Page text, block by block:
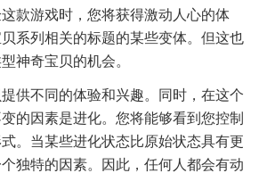
款游戏时，您将获得激动人心的体
系列相关的标题的某些变体。但这也
神奇宝贝的机会。
供不同的体验和兴趣。同时，在这个
的因素是进化。您将能够看到您控制
。当某些进化状态比原始状态具有更
独特的因素。因此，任何人都会有动